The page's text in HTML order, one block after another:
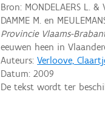
Bron: MONDELAERS L.
DAMME M. en
Provincie Vlaams-
eeuwen heen in
Auteurs:Verloove,
Datum:2009
De tekst wordt ter